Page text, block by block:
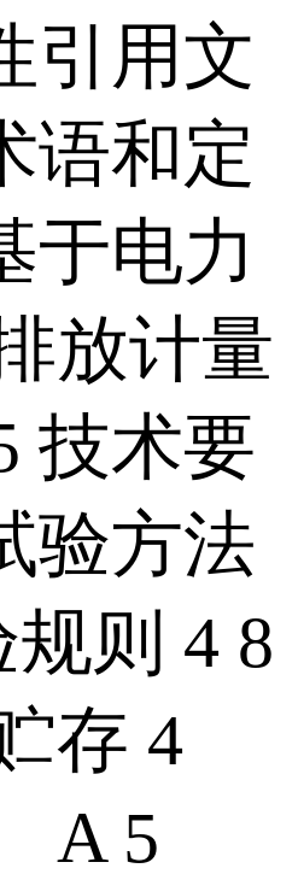
引用文
语和定
于电力
放计量
技术要
验方法
则 4 8
存 4
5